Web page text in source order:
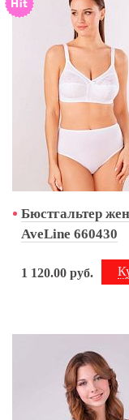
Бюстгальтер
AveLine 660430
1 120.00 руб.